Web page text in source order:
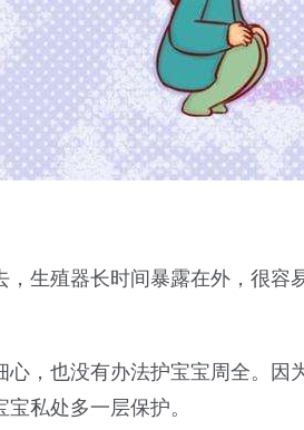
，生殖器长时间暴露在外，很
心，也没有办法护宝宝周全。
私处多一层保护。